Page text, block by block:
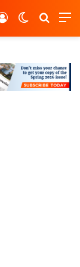
Switch skin
Log In